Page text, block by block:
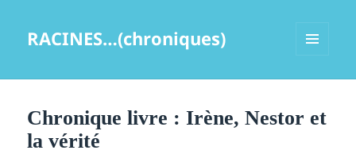
RACINES…(chroniques)
Chronique livre : Irène, Nestor et
la vérité